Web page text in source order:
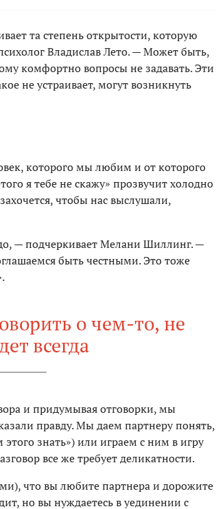
та степень открытости, которую
Владислав Лето. — Может быть,
комфортно вопросы не задавать. Эти
не устраивает, могут возникнуть
которого мы любим и от которого
я тебе не скажу» прозвучит холодно
чтобы нас выслушали,
— подчеркивает Мелани Шиллинг. —
быть честными. Это тоже
о чем-то, не
всегда
и придумывая отговорки, мы
правду. Мы даем партнеру понять,
этого знать») или играем с ним в игру
все же требует деликатности.
что вы любите партнера и дорожите
но вы нуждаетесь в уединении с